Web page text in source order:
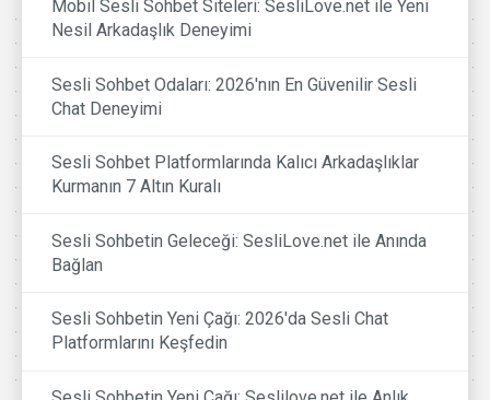
Mobil Sesli Sohbet Siteleri: SesliLove.net ile Yeni
Nesil Arkadaşlık Deneyimi
Sesli Sohbet Odaları: 2026'nın En Güvenilir Sesli
Chat Deneyimi
Sesli Sohbet Platformlarında Kalıcı Arkadaşlıklar
Kurmanın 7 Altın Kuralı
Sesli Sohbetin Geleceği: SesliLove.net ile Anında
Bağlan
Sesli Sohbetin Yeni Çağı: 2026'da Sesli Chat
Platformlarını Keşfedin